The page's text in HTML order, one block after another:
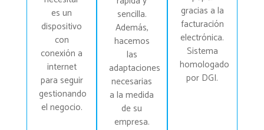
es un
dispositivo
con
conexión a
internet
para seguir
gestionando
el negocio.
sencilla.
Además,
hacemos
las
adaptaciones
necesarias
a la medida
de su
empresa.
gracias a la
facturación
electrónica.
Sistema
homologado
por DGI.